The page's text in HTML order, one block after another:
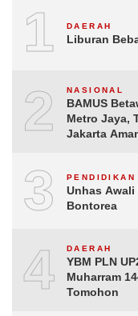
1 DAERAH
Liburan
2 NASIONAL
BAMUS
Metro Jaya,
Jakarta
3 PENDIDIKAN
Unhas Awali
Bontorea
4 DAERAH
YBM PLN
Muharram
Tomohon